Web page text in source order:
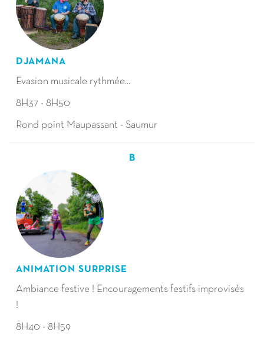
DJAMANA
Evasion musicale rythmée...
8H37 - 8H50
Rond point Maupassant - Saumur
B
ANIMATION SURPRISE
Ambiance festive ! Encouragements festifs improvisés
!
8H40 - 8H59